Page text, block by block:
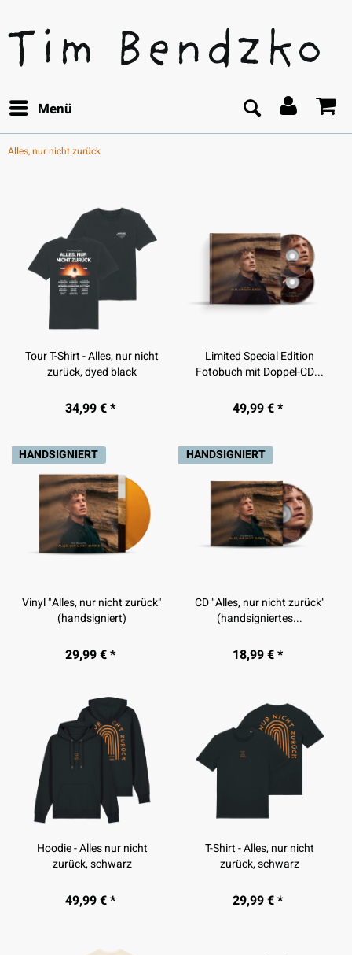
Menü
Alles, nur nicht zurück
Tour T-Shirt - Alles, nur nicht
zurück, dyed black
34,99 € *
Limited Special Edition
Fotobuch mit Doppel-CD...
49,99 € *
HANDSIGNIERT
Vinyl "Alles, nur nicht zurück"
(handsigniert)
29,99 € *
HANDSIGNIERT
CD "Alles, nur nicht zurück"
(handsigniertes...
18,99 € *
Hoodie - Alles nur nicht
zurück, schwarz
49,99 € *
T-Shirt - Alles, nur nicht
zurück, schwarz
29,99 € *